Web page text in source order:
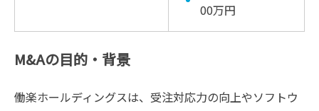
00万円
M&Aの目的・背景
働楽ホールディングスは、受注対応力の向上やソフトウ